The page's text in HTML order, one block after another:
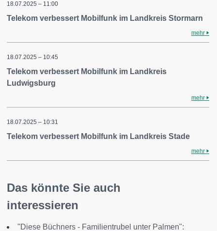
18.07.2025 – 11:00
Telekom verbessert Mobilfunk im Landkreis Stormarn
mehr
18.07.2025 – 10:45
Telekom verbessert Mobilfunk im Landkreis
Ludwigsburg
mehr
18.07.2025 – 10:31
Telekom verbessert Mobilfunk im Landkreis Stade
mehr
Das könnte Sie auch
interessieren
"Diese Büchners - Familientrubel unter Palmen":